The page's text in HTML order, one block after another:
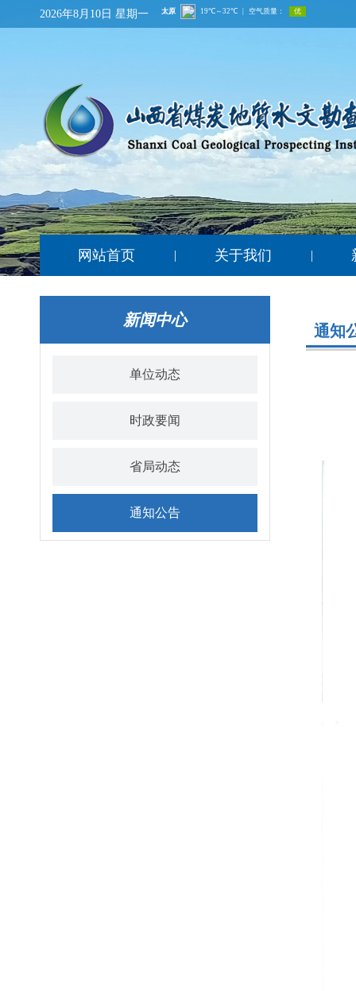
2026年8月10日 星期一
网站首页 | 关于我们 |
新闻中心
单位动态
时政要闻
省局动态
通知公告
通知